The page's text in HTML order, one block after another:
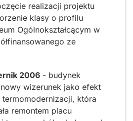
realizacji projektu
klasy o profilu
Ogólnokształcącym w
ze
2006 - budynek
wizerunek jako efekt
która
remontem placu